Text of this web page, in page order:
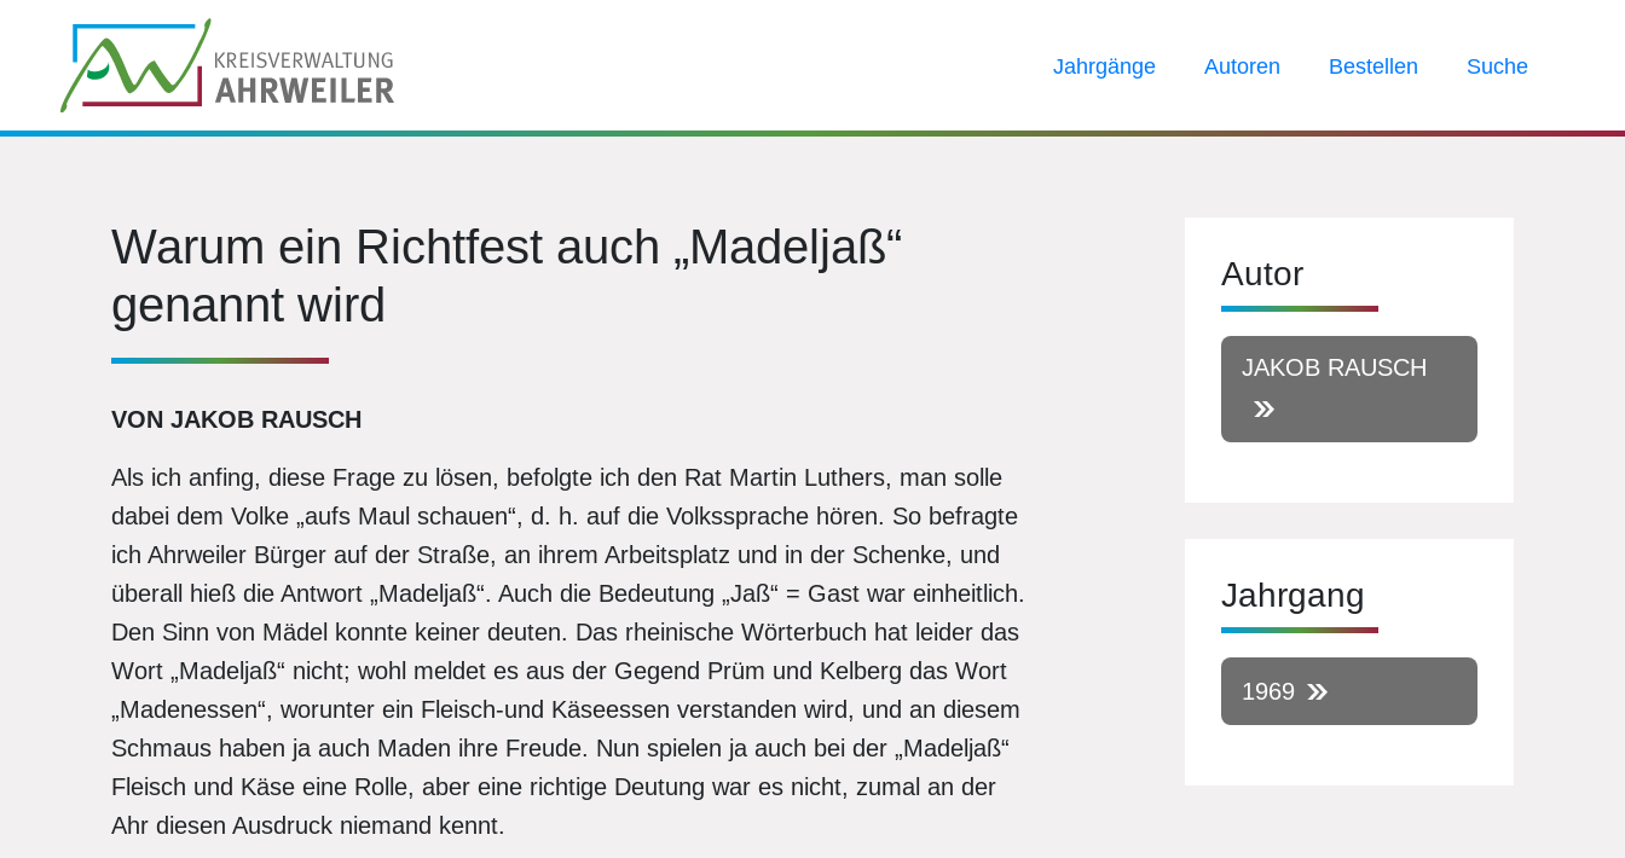
Jahrgänge Autoren Bestellen Suche
Warum ein Richtfest auch „Madeljaß“
genannt wird
VON JAKOB RAUSCH
Als ich anfing, diese Frage zu lösen, befolgte ich den Rat Martin Luthers, man solle
dabei dem Volke „aufs Maul schauen“, d. h. auf die Volkssprache hören. So befragte
ich Ahrweiler Bürger auf der Straße, an ihrem Arbeitsplatz und in der Schenke, und
überall hieß die Antwort „Madeljaß“. Auch die Bedeutung „Jaß“ = Gast war einheitlich.
Den Sinn von Mädel konnte keiner deuten. Das rheinische Wörterbuch hat leider das
Wort „Madeljaß“ nicht; wohl meldet es aus der Gegend Prüm und Kelberg das Wort
„Madenessen“, worunter ein Fleisch-und Käseessen verstanden wird, und an diesem
Schmaus haben ja auch Maden ihre Freude. Nun spielen ja auch bei der „Madeljaß“
Fleisch und Käse eine Rolle, aber eine richtige Deutung war es nicht, zumal an der
Ahr diesen Ausdruck niemand kennt.
Autor
JAKOB RAUSCH
Jahrgang
1969